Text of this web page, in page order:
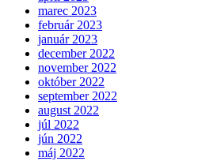
marec 2023
február 2023
január 2023
december 2022
november 2022
október 2022
september 2022
august 2022
júl 2022
jún 2022
máj 2022